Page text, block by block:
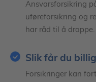
Ansvarsforsikring
uføreforsikring og
har råd til å droppe.
Slik får du
Forsikringer kan